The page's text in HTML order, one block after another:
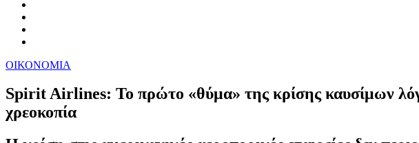
ΟΙΚΟΝΟΜΙΑ
Spirit Airlines: Το πρώτο «θύμα» της κρίσης καυσίμων
χρεοκοπία